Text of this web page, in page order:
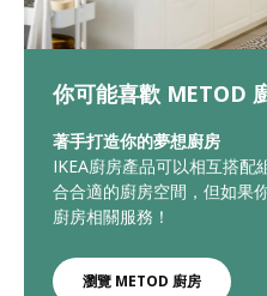
你可能喜歡 METOD
著手打造你的夢想廚房
IKEA廚房產品可以相互搭配
合合適的廚房空間，但如果
廚房相關服務！
瀏覽 METOD 廚房